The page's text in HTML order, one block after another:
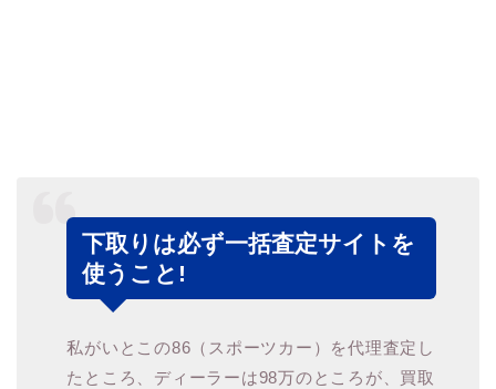
下取りは必ず一括査定サイトを
使うこと!
私がいとこの86（スポーツカー）を代理査定し
たところ、ディーラーは98万のところが、買取